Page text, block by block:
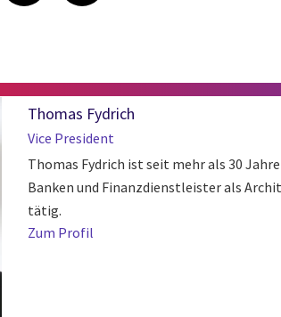
Thomas Fydrich
Vice President
Thomas Fydrich ist seit mehr als 30
Banken und Finanzdienstleister als
tätig.
Zum Profil